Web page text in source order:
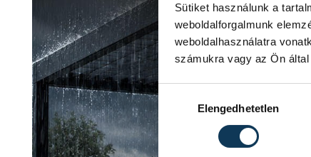
Sütiket használunk a
weboldalforgalmunk
weboldalhasználatra
számukra vagy az Ön
Hozzájárulás kiválasztása
Elengedhetetlen